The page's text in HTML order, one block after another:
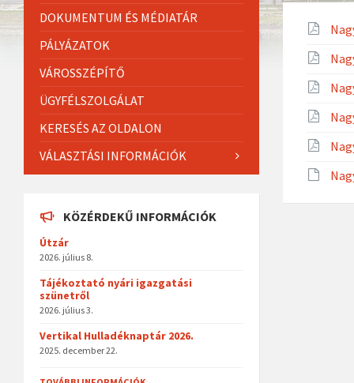
DOKUMENTUM ÉS MÉDIATÁR
PÁLYÁZATOK
VÁROSSZÉPÍTŐ
ÜGYFÉLSZOLGÁLAT
KERESÉS AZ OLDALON
VÁLASZTÁSI INFORMÁCIÓK
KÖZÉRDEKŰ INFORMÁCIÓK
Útzár
2026. július 8.
Tájékoztató nyári igazgatási
szünetről
2026. július 3.
Vertikal Hulladéknaptár 2026.
2025. december 22.